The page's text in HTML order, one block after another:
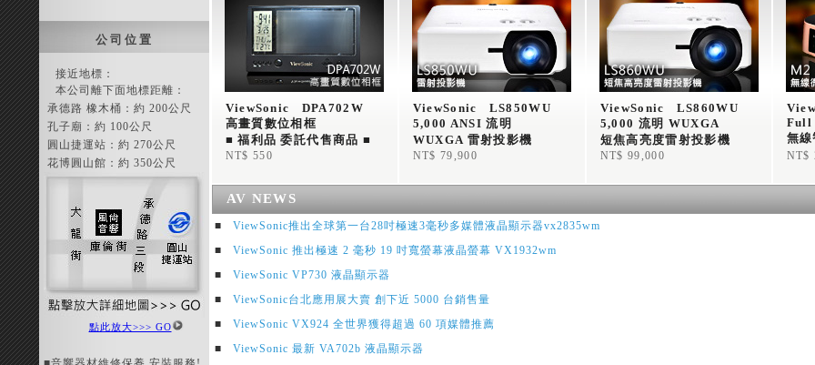
公 司 位 置
接近地標：
本公司離下面地標距離：
承德路 橡木桶：約 200公尺
孔子廟：約 100公尺
圓山捷運站：約 270公尺
花博圓山館：約 350公尺
點此放大>>> GO
ViewSonic   DPA702W
高畫質數位相框
■ 福利品 委託代售商品 ■
NT$ 550
ViewSonic   LS850WU
5,000 ANSI 流明
WUXGA 雷射投影機
NT$ 79,900
ViewSonic   LS860WU
5,000 流明 WUXGA
短焦高亮度雷射投影機
NT$ 99,000
Full
無
NT$
AV NEWS
■
ViewSonic推出全球第一台28吋極速3毫秒多媒體液晶顯示器vx2835wm
■
ViewSonic 推出極速 2 毫秒 19 吋寬螢幕液晶螢幕 VX1932wm
■
ViewSonic VP730 液晶顯示器
■
ViewSonic台北應用展大賣 創下近 5000 台銷售量
■
ViewSonic VX924 全世界獲得超過 60 項媒體推薦
■
ViewSonic 最新 VA702b 液晶顯示器